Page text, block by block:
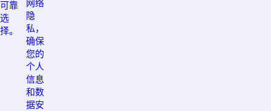
可靠
选
择。
网络
隐
私，
确保
您的
个人
信息
和数
据安